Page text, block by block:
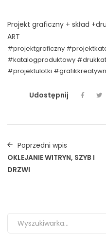
Projekt graficzny + skład
ART
#projektgraficzny
#katalogproduktowy
#projektulotki
Udostępnij
Poprzedni wpis
OKLEJANIE WITRYN, SZYB I
DRZWI
Search for: